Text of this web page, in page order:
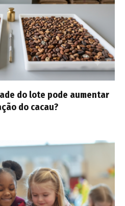
do lote pode aumentar
do cacau?